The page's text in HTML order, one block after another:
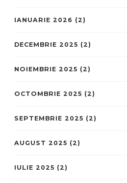
IANUARIE 2026 (2)
DECEMBRIE 2025 (2)
NOIEMBRIE 2025 (2)
OCTOMBRIE 2025 (2)
SEPTEMBRIE 2025 (2)
AUGUST 2025 (2)
IULIE 2025 (2)